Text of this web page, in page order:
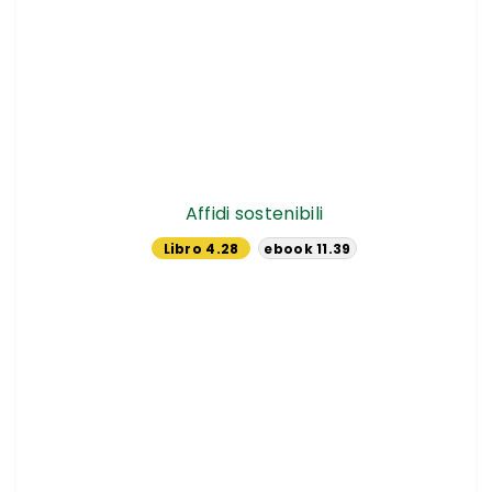
Affidi sostenibili
Libro 4.28
ebook 11.39